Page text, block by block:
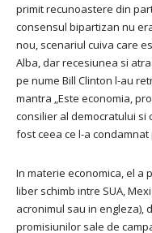
primit recunoastere din
consensul bipartizan nu
nou, scenariul cuiva care
Alba, dar recesiunea si
pe nume Bill Clinton l-au
mantra „Este economia,
consilier al democratului si
fost ceea ce l-a condamnat
In materie economica, el a
liber schimb intre SUA,
acronimul sau in engleza),
promisiunilor sale de